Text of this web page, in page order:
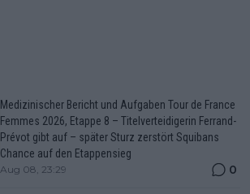
Medizinischer Bericht und Aufgaben Tour de France
Femmes 2026, Etappe 8 – Titelverteidigerin Ferrand-
Prévot gibt auf – später Sturz zerstört Squibans
Chance auf den Etappensieg
Aug 08, 23:29 0